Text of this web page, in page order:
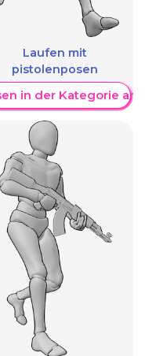
Laufen mit
pistolenposen
in der Kategorie